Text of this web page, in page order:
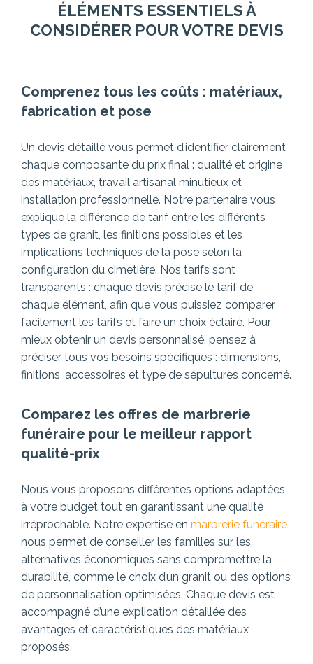
ÉLÉMENTS ESSENTIELS À
CONSIDÉRER POUR VOTRE DEVIS
Comprenez tous les coûts : matériaux,
fabrication et pose
Un devis détaillé vous permet d’identifier clairement
chaque composante du prix final : qualité et origine
des matériaux, travail artisanal minutieux et
installation professionnelle. Notre partenaire vous
explique la différence de tarif entre les différents
types de granit, les finitions possibles et les
implications techniques de la pose selon la
configuration du cimetière. Nos tarifs sont
transparents : chaque devis précise le tarif de
chaque élément, afin que vous puissiez comparer
facilement les tarifs et faire un choix éclairé. Pour
mieux obtenir un devis personnalisé, pensez à
préciser tous vos besoins spécifiques : dimensions,
finitions, accessoires et type de sépultures concerné.
Comparez les offres de marbrerie
funéraire pour le meilleur rapport
qualité-prix
Nous vous proposons différentes options adaptées
à votre budget tout en garantissant une qualité
irréprochable. Notre expertise en marbrerie funéraire
nous permet de conseiller les familles sur les
alternatives économiques sans compromettre la
durabilité, comme le choix d’un granit ou des options
de personnalisation optimisées. Chaque devis est
accompagné d’une explication détaillée des
avantages et caractéristiques des matériaux
proposés.